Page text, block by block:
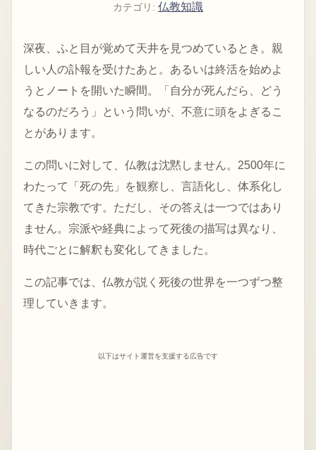
カテゴリ : 仏教知識
深夜、ふと目が覚めて天井を見つめているとき。親
しい人の訃報を受けたあと。あるいは終活を始めよ
うとノートを開いた瞬間。「自分が死んだら、どう
なるのだろう」という問いが、不意に頭をよぎるこ
とがあります。
この問いに対して、仏教は沈黙しません。2500年に
わたって「死の先」を観察し、言語化し、体系化し
てきた宗教です。ただし、その答えは一つではあり
ません。宗派や経典によって死後の描写は異なり、
時代ごとに解釈も変化してきました。
この記事では、仏教が説く死後の世界を一つずつ整
理していきます。
以下はサイト運営を支援する広告です